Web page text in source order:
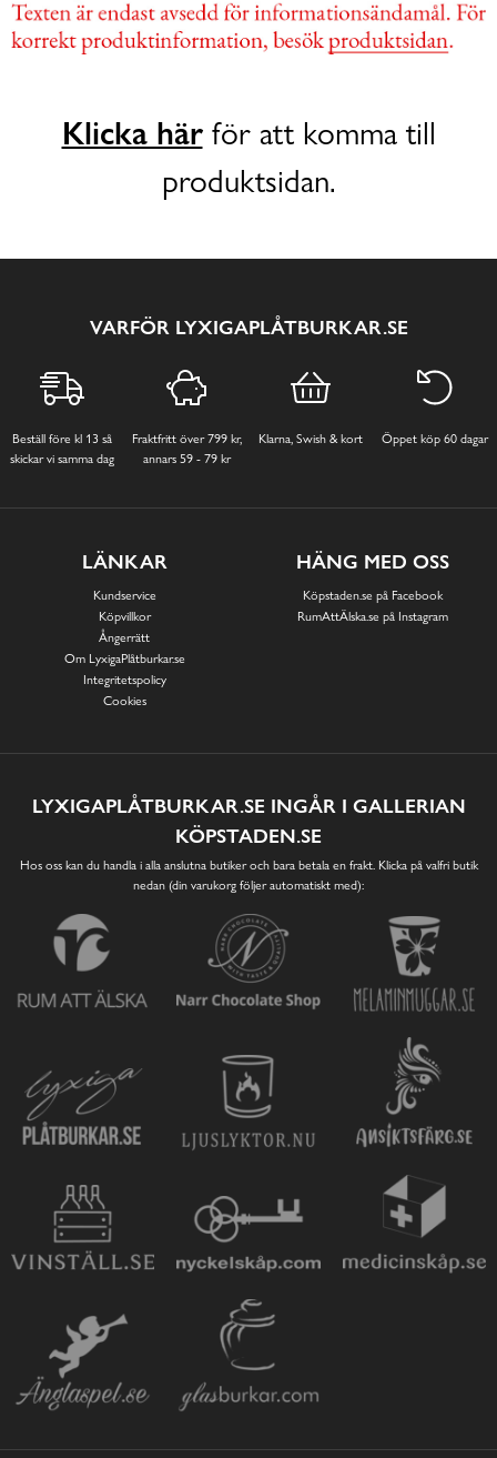
Klicka härför att komma till
produktsidan.
VARFÖR LYXIGAPLÅTBURKAR.SE
Beställ före kl 13 så
skickar vi samma dag
Fraktfritt över 799 kr,
annars 59 - 79 kr
Klarna, Swish & kort Öppet köp 60 dagar
LÄNKAR
Kundservice
Köpvillkor
Ångerrätt
Om LyxigaPlåtburkar.se
Integritetspolicy
Cookies
HÄNG MED OSS
Köpstaden.se på Facebook
RumAttÄlska.se på Instagram
LYXIGAPLÅTBURKAR.SE INGÅR I GALLERIAN
KÖPSTADEN.SE
Hos oss kan du handla i alla anslutna butiker och bara betala en frakt. Klicka på valfri butik
nedan (din varukorg följer automatiskt med):